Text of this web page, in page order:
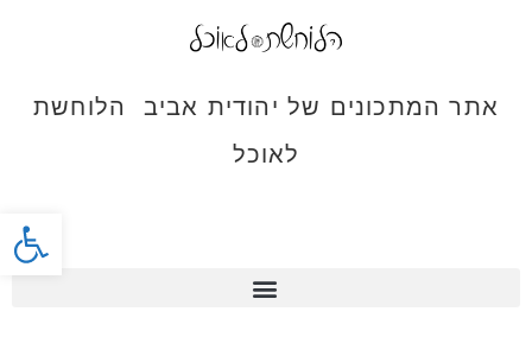
פתח
אתר המתכונים של יהודית אביב הלוחשת
לאוכל